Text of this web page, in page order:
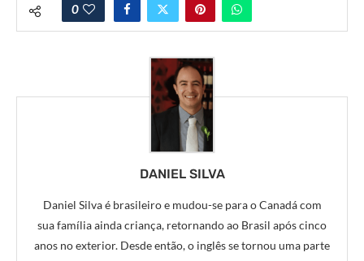
0
DANIEL SILVA
Daniel Silva é brasileiro e mudou-se para o Canadá com
sua família ainda criança, retornando ao Brasil após cinco
anos no exterior. Desde então, o inglês se tornou uma parte